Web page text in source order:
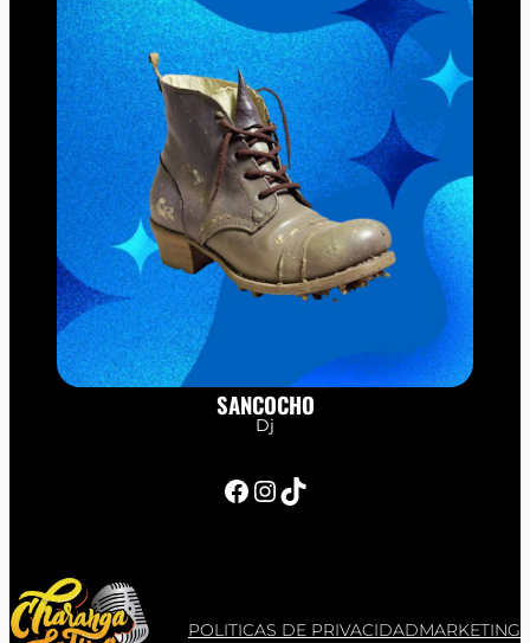
SANCOCHO
Dj
Facebook InstagramTikTok
POLITICAS DE PRIVACIDADMARKETING